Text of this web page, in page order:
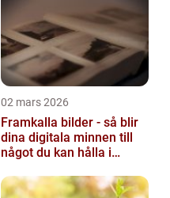
02 mars 2026
Framkalla bilder - så blir
dina digitala minnen till
något du kan hålla i